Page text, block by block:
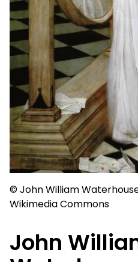
© John William
Wikimedia Commons
John